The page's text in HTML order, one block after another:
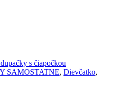
SAMOSTATNE, Dievčatko,